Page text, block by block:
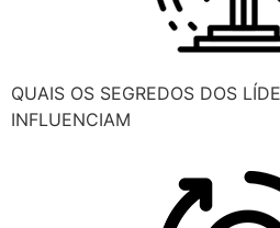
QUAIS OS SEGREDOS DOS
INFLUENCIAM